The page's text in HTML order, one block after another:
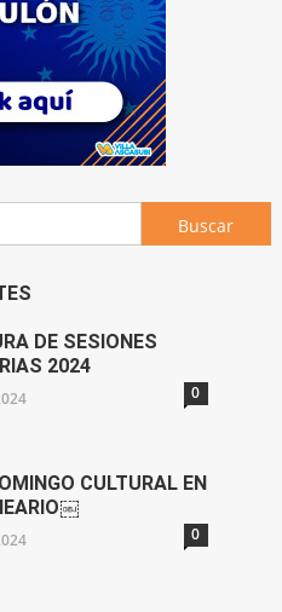
Buscar:
DE SESIONES
2024
0
CULTURAL EN
0